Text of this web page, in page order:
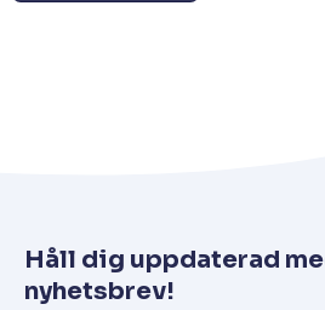
Håll dig uppdaterad
nyhetsbrev!